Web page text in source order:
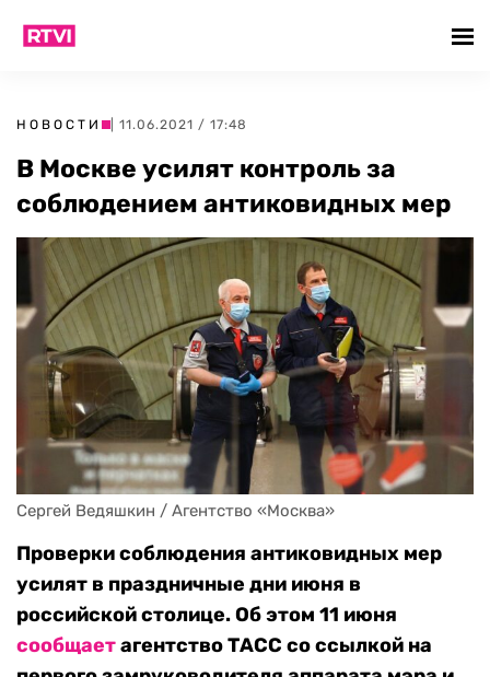
НОВОСТИ | 11.06.2021 / 17:48
В Москве усилят контроль за
соблюдением антиковидных мер
Сергей Ведяшкин / Агентство «Москва»
Проверки соблюдения антиковидных мер
усилят в праздничные дни июня в
российской столице. Об этом 11 июня
сообщаетагентство ТАСС со ссылкой на